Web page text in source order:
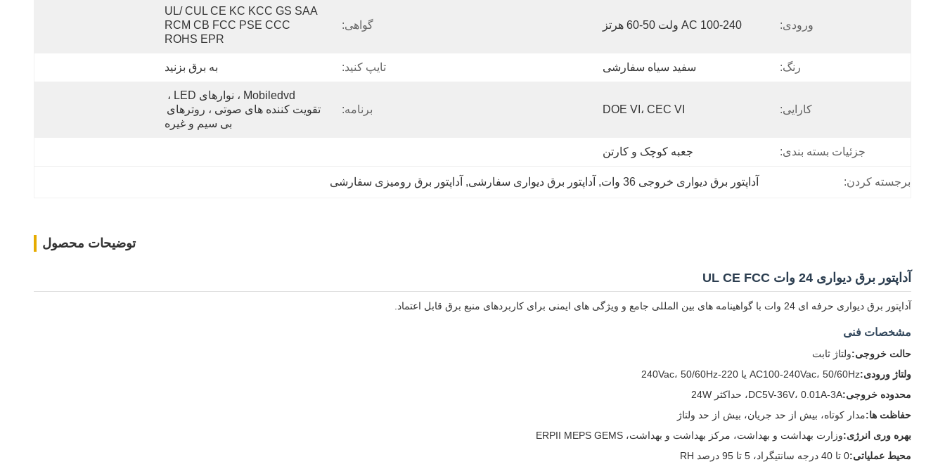
ورودی: AC 100-240 ولت 50-60 هرتز گواهی:
UL/ CUL CE KC KCC GS SAA
RCM CB FCC PSE CCC
ROHS EPR
رنگ: سفید سیاه سفارشی تایپ کنید: به برق بزنید
کارایی: DOE VI، CEC VI برنامه:
بی سیم و غیره
جزئیات بسته بندی: جعبه کوچک و کارتن
برجسته کردن: آداپتور برق دیواری خروجی 36 وات , آداپتور برق دیواری سفارشی, آداپتور برق رومیزی سفارشی
توضیحات محصول
آداپتور برق دیواری 24 وات UL CE FCC
آداپتور برق دیواری حرفه ای 24 وات با گواهینامه های بین المللی جامع و ویژگی های ایمنی برای کاربردهای منبع برق قابل اعتماد.
مشخصات فنی
حالت خروجی:ولتاژ ثابت
ولتاژ ورودی:AC100-240Vac، 50/60Hz یا 220-240Vac، 50/60Hz
محدوده خروجی:DC5V-36V، 0.01A-3A، حداکثر 24W
حفاظت ها:مدار کوتاه، بیش از حد جریان، بیش از حد ولتاژ
بهره وری انرژی:وزارت بهداشت و بهداشت، مرکز بهداشت و بهداشت، ERPII MEPS GEMS
محیط عملیاتی:0 تا 40 درجه سانتیگراد، 5 تا 95 درصد RH